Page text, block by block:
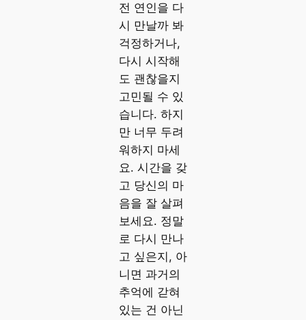
전 연인을 다
시 만날까 봐
걱정하거나,
다시 시작해
도 괜찮을지
고민될 수 있
습니다. 하지
만 너무 두려
워하지 마세
요. 시간을 갖
고 당신의 마
음을 잘 살펴
보세요. 정말
로 다시 만나
고 싶은지, 아
니면 과거의
추억에 갇혀
있는 건 아닌